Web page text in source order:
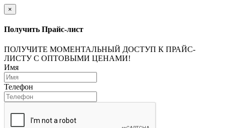
×
Получить Прайс-лист
ПОЛУЧИТЕ МОМЕНТАЛЬНЫЙ ДОСТУП К ПРАЙС-
ЛИСТУ С ОПТОВЫМИ ЦЕНАМИ!
Имя
Телефон